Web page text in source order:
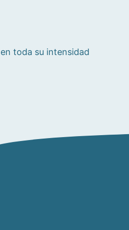
toda su intensidad